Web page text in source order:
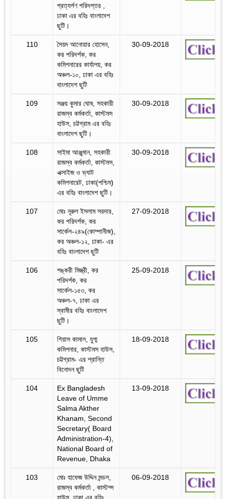
প্রত্যর্পণ পরিদপ্তর ,
ঢাকা এর বহিঃ বাংলাদেশ
ছুটি।
110
সৈয়দ আনোয়ার হোসেন,
কর পরিদর্শক, কর
কমিশনারের কার্যালয়, কর
অঞ্চল-১০, ঢাকা এর বহিঃ
বাংলাদেশ ছুটি
30-09-2018
109
সঞ্জয় কুমার ঘোষ, সহকারী
রাজস্ব কর্মকর্তা, কাস্টমস
হাউস, চট্টগ্রাম এর বহিঃ
বাংলাদেশ ছুটি।
30-09-2018
108
সাইমা আঞ্জুমান, সহকারী
রাজস্ব কর্মকর্তা, কাস্টমস,
এক্সাইজ ও ভ্যাট
কমিশনারেট, ঢাকা(পশ্চিম)
এর বহিঃ বাংলাদেশ ছুটি।
30-09-2018
107
মোঃ নূরুল ইসলাম সরদার,
কর পরিদর্শক, কর
সার্কেল-২৪৯(কোম্পানীজ),
কর অঞ্চল-১২, ঢাকা- এর
বহিঃ বাংলাদেশ ছুটি
27-09-2018
106
শঙ্করী মিস্ত্রী, কর
পরিদর্শক, কর
সার্কেল-১৫৩, কর
অঞ্চল-৭, ঢাকা এর
স্বামীর বহিঃ বাংলাদেশ
ছুটি।
25-09-2018
105
গিয়াস কামাল, যুগ্ম
কমিশনার, কাস্টমস হাউস,
চট্টগ্রাম- এর শ্রান্তি
বিনোদন ছুটি
18-09-2018
104
Ex Bangladesh
Leave of Umme
Salma Akther
Khanam, Second
Secretary( Board
Administration-4),
National Board of
Revenue, Dhaka
13-09-2018
103
মোঃ হাফেজ উদ্দিন মন্ডল,
রাজস্ব কর্মকর্তা , কাস্টম্স
হাউস, ঢাকা এর বহিঃ
06-09-2018